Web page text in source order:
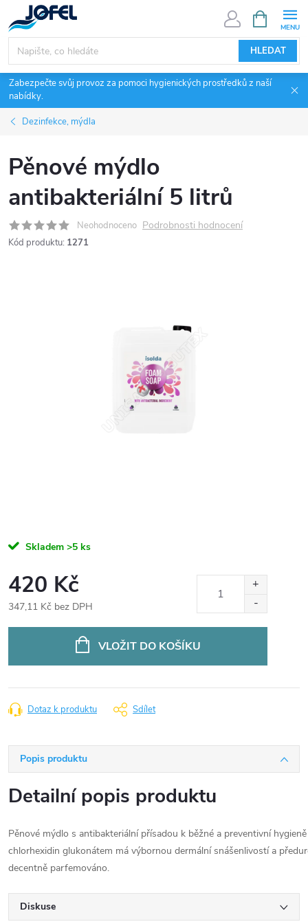
na
obsah
HLEDAT
NÁKUPNÍ
KOŠÍK
Zabezpečte svůj provoz za pomoci hygienických prostředků z naší
nabídky.
Dezinfekce, mýdla
Pěnové mýdlo
antibakteriální 5 litrů
Neohodnoceno Podrobnosti hodnocení
Kód produktu: 1271
Skladem >5 ks
420 Kč
347,11 Kč bez DPH
VLOŽIT DO KOŠÍKU
Dotaz k produktu Sdílet
Popis produktu
Detailní popis produktu
​Pěnové mýdlo s antibakteriální přísadou k běžné a preventivní
chlorhexidin glukonátem má výbornou dermální snášenlivostí a
decentně parfemováno.
Diskuse